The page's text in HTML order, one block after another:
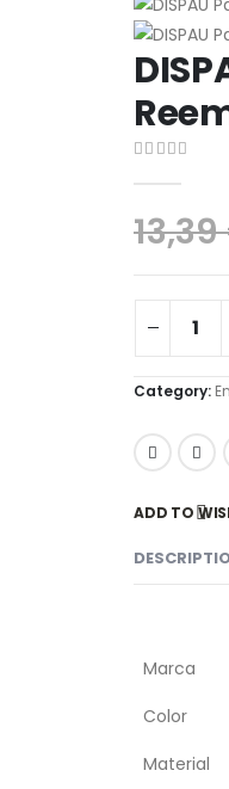
13,39
Category:
ADD TO
Marca
Color
Material